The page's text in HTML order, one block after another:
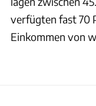
verfügten fast 70
Einkommen von